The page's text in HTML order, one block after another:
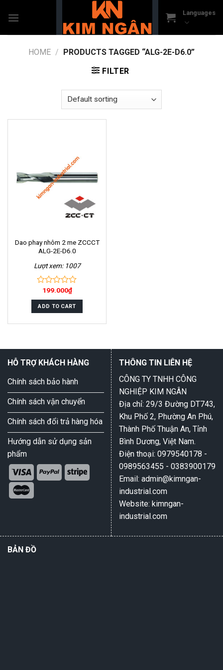
Languages
HOME / PRODUCTS TAGGED “ALG-2E-D6.0”
FILTER
Dao phay nhôm 2 me ZCCCT
ALG-2E-D6.0
Lượt xem: 1007
out
of
5
199.000₫
ADD TO CART
HỖ TRỢ KHÁCH HÀNG
Chính sách bảo hành
Chính sách vận chuyển
Chính sách đổi trả hàng hóa
Hướng dẫn sử dụng sản
phẩm
THÔNG TIN LIÊN HỆ
CÔNG TY TNHH CÔNG
NGHIỆP KIM NGÂN
Địa chỉ: 29/3 Đường DT743,
Khu Phố 2, Phường An Phú,
Thành Phố Thuận An, Tỉnh
Bình Dương, Việt Nam.
Điện thoại: 0979540178 -
0989563455 - 0383900179
Email: admin@kimngan-
industrial.com
Website: kimngan-
industrial.com
BẢN ĐỒ